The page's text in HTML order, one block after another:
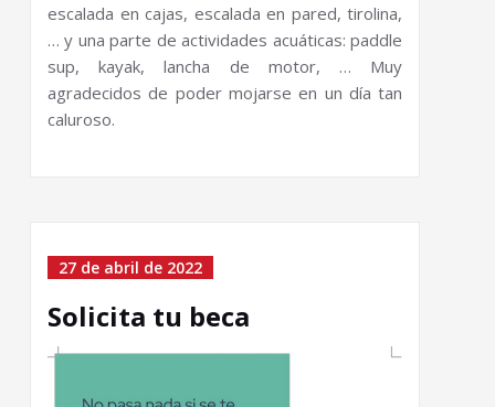
escalada en cajas, escalada en pared, tirolina,
… y una parte de actividades acuáticas: paddle
sup, kayak, lancha de motor, … Muy
agradecidos de poder mojarse en un día tan
caluroso.
27 de abril de 2022
Solicita tu beca